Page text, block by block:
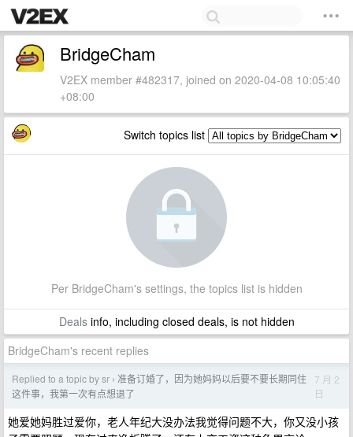
BridgeCham
V2EX member #482317, joined on 2020-04-08 10:05:40
+08:00
Switch topics list
Per BridgeCham's settings, the topics list is hidden
Dealsinfo, including closed deals, is not hidden
BridgeCham's recent replies
Replied to a topic by sr › 准备订婚了，因为她妈妈以后要不要长期同住
这件事，我第一次有点想退了
7 月 2
日
她爱她妈胜过爱你，老人年纪大没办法我觉得问题不大，你又没小孩